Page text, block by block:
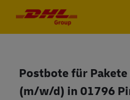
Postbote für
(m/w/d) in 01796